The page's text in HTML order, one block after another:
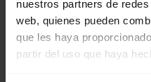
nuestros partners de
web, quienes pueden
que les haya
partir del uso que haya